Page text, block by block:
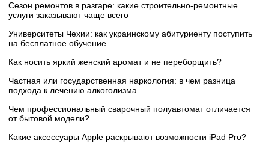
Сезон ремонтов в разгаре: какие строительно-ремонтные
услуги заказывают чаще всего
Университеты Чехии: как украинскому абитуриенту поступить
на бесплатное обучение
Как носить яркий женский аромат и не переборщить?
Частная или государственная наркология: в чем разница
подхода к лечению алкоголизма
Чем профессиональный сварочный полуавтомат отличается
от бытовой модели?
Какие аксессуары Apple раскрывают возможности iPad Pro?